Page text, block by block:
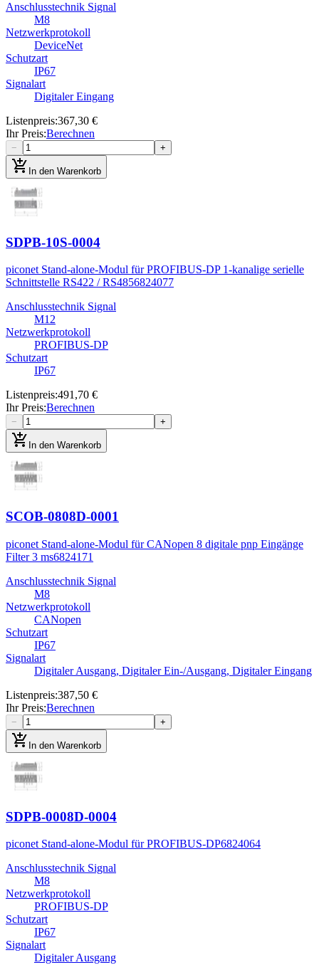
Anschlusstechnik Signal
M8
Netzwerkprotokoll
DeviceNet
Schutzart
IP67
Signalart
Digitaler Eingang
Listenpreis:367,30 €
Ihr Preis:Berechnen
− +
add_shopping_cart In den Warenkorb
SDPB-10S-0004
piconet Stand-alone-Modul für PROFIBUS-DP 1-kanalige serielle
Schnittstelle RS422 / RS4856824077
Anschlusstechnik Signal
M12
Netzwerkprotokoll
PROFIBUS-DP
Schutzart
IP67
Listenpreis:491,70 €
Ihr Preis:Berechnen
− +
add_shopping_cart In den Warenkorb
SCOB-0808D-0001
piconet Stand-alone-Modul für CANopen 8 digitale pnp Eingänge
Filter 3 ms6824171
Anschlusstechnik Signal
M8
Netzwerkprotokoll
CANopen
Schutzart
IP67
Signalart
Digitaler Ausgang, Digitaler Ein-/Ausgang, Digitaler Eingang
Listenpreis:387,50 €
Ihr Preis:Berechnen
− +
add_shopping_cart In den Warenkorb
SDPB-0008D-0004
piconet Stand-alone-Modul für PROFIBUS-DP6824064
Anschlusstechnik Signal
M8
Netzwerkprotokoll
PROFIBUS-DP
Schutzart
IP67
Signalart
Digitaler Ausgang